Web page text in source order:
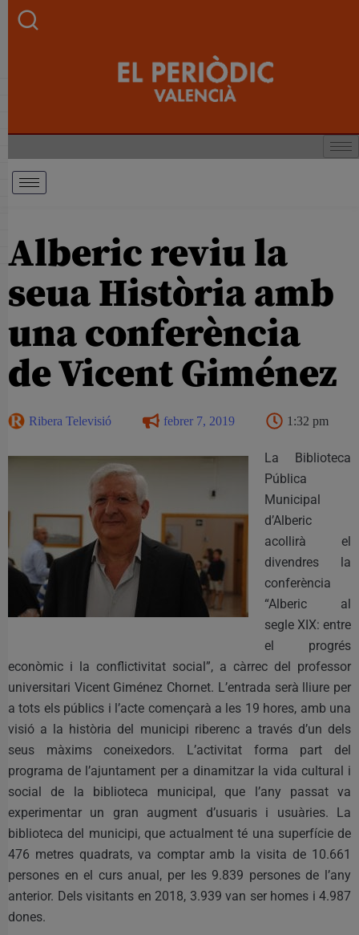
Alberic reviu la
seua Història amb
una conferència
de Vicent Giménez
Ribera Televisió febrer 7, 2019 1:32 pm
La Biblioteca
Pública
Municipal
d’Alberic
acollirà el
divendres la
conferència
“Alberic al
segle XIX: entre
el progrés
econòmic i la conflictivitat social”, a càrrec del professor
universitari Vicent Giménez Chornet. L’entrada serà lliure per
a tots els públics i l’acte començarà a les 19 hores, amb una
visió a la història del municipi riberenc a través d’un dels
seus màxims coneixedors. L’activitat forma part del
programa de l’ajuntament per a dinamitzar la vida cultural i
social de la biblioteca municipal, que l’any passat va
experimentar un gran augment d’usuaris i usuàries. La
biblioteca del municipi, que actualment té una superfície de
476 metres quadrats, va comptar amb la visita de 10.661
persones en el curs anual, per les 9.839 persones de l’any
anterior. Dels visitants en 2018, 3.939 van ser homes i 4.987
dones.